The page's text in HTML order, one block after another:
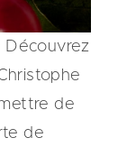
Découvrez
de
de